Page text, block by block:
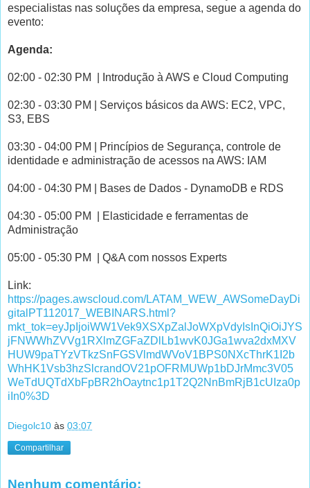
especialistas nas soluções da empresa, segue a agenda do
evento:
Agenda:
02:00 - 02:30 PM | Introdução à AWS e Cloud Computing
02:30 - 03:30 PM | Serviços básicos da AWS: EC2, VPC,
S3, EBS
03:30 - 04:00 PM | Princípios de Segurança, controle de
identidade e administração de acessos na AWS: IAM
04:00 - 04:30 PM | Bases de Dados - DynamoDB e RDS
04:30 - 05:00 PM | Elasticidade e ferramentas de
Administração
05:00 - 05:30 PM | Q&A com nossos Experts
Link:
https://pages.awscloud.com/LATAM_WEW_AWSomeDayDi
gitalPT112017_WEBINARS.html?
mkt_tok=eyJpIjoiWW1Vek9XSXpZalJoWXpVdyIsInQiOiJYS
jFNWWhZVVg1RXlmZGFaZDlLb1wvK0JGa1wva2dxMXV
HUW9paTYzVTkzSnFGSVlmdWVoV1BPS0NXcThrK1I2b
WhHK1Vsb3hzSlcrandOV21pOFRMUWp1bDJrMmc3V05
WeTdUQTdXbFpBR2hOaytnc1p1T2Q2NnBmRjB1cUIza0p
iIn0%3D
Diegolc10 às 03:07
Compartilhar
Nenhum comentário: